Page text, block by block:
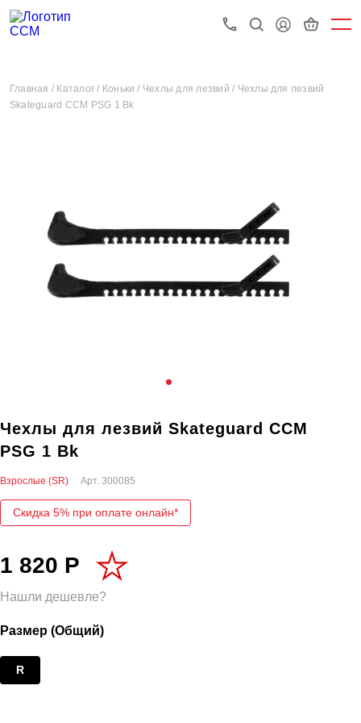
Главная / Каталог / Коньки / Чехлы для лезвий / Чехлы для лезвий
Skateguard CCM PSG 1 Bk
Чехлы для лезвий Skateguard CCM
PSG 1 Bk
Взрослые (SR) Арт. 300085
Скидка 5% при оплате онлайн*
1 820 Р
Нашли дешевле?
Размер (Общий)
R